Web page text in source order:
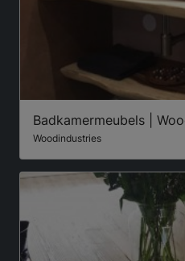
Badkamermeubels |
Woodindustries